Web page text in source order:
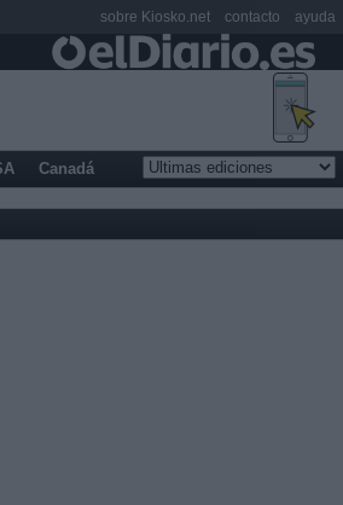
Canadá
sobre Kiosko.net contacto ayuda